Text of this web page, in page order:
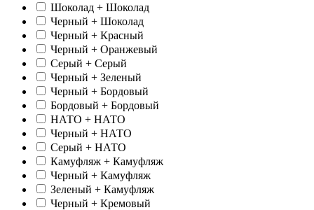
Шоколад + Шоколад
Черный + Шоколад
Черный + Красный
Черный + Оранжевый
Серый + Серый
Черный + Зеленый
Черный + Бордовый
Бордовый + Бордовый
НАТО + НАТО
Черный + НАТО
Серый + НАТО
Камуфляж + Камуфляж
Черный + Камуфляж
Зеленый + Камуфляж
Черный + Кремовый